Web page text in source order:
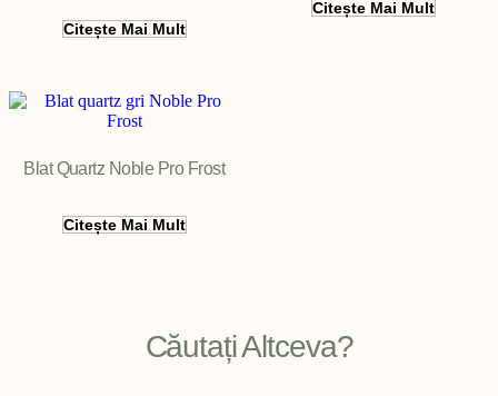
Citește Mai Mult
Citește Mai Mult
Blat Quartz Noble Pro Frost
Citește Mai Mult
Căutați Altceva?